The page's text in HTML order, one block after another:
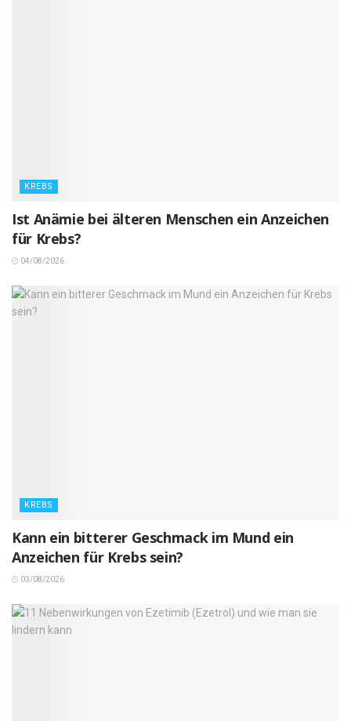
KREBS
Ist Anämie bei älteren Menschen ein Anzeichen
für Krebs?
04/08/2026
KREBS
Kann ein bitterer Geschmack im Mund ein
Anzeichen für Krebs sein?
03/08/2026